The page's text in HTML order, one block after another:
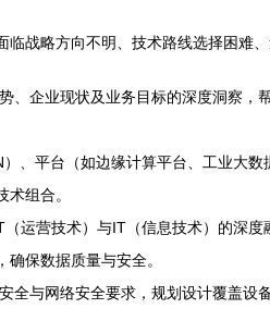
战略方向不明、技术路线选择困难
、企业现状及业务目标的深度洞察
、平台（如边缘计算平台、工业大
组合。
运营技术）与IT（信息技术）的深
保数据质量与安全。
全与网络安全要求，规划设计覆盖设